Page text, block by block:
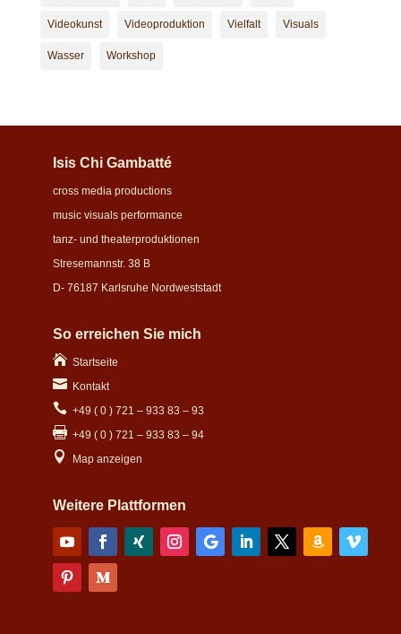
Videokunst Videoproduktion Vielfalt Visuals
Wasser Workshop
Isis Chi Gambatté
cross media productions
music visuals performance
tanz- und theaterproduktionen
Stresemannstr. 38 B
D- 76187 Karlsruhe Nordweststadt
So erreichen Sie mich
 Startseite
 Kontakt
 +49 ( 0 ) 721 – 933 83 – 93
 +49 ( 0 ) 721 – 933 83 – 94
 Map anzeigen
Weitere Plattformen